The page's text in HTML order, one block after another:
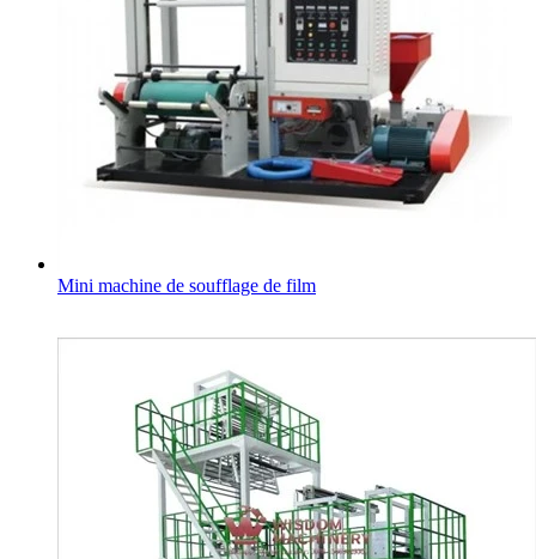
Mini machine de soufflage de film